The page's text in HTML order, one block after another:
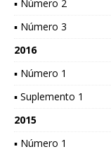
▪ Número 2
▪ Número 3
2016
▪ Número 1
▪ Suplemento 1
2015
▪ Número 1